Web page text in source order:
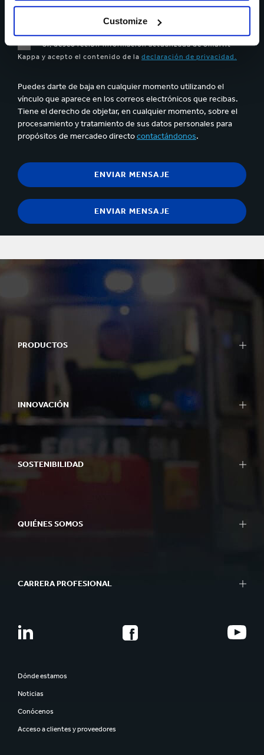
Customize
Se pueden cargar hasta 5 de archivos. Máximo 5Mb por archivo
Sí, deseo recibir información actualizada de Smurfit
Kappa y acepto el contenido de la declaración de privacidad.
Puedes darte de baja en cualquier momento utilizando el
vínculo que aparece en los correos electrónicos que recibas.
Tiene el derecho de objetar, en cualquier momento, sobre el
procesamiento y tratamiento de sus datos personales para
propósitos de mercadeo directocontactándonos.
PRODUCTOS
INNOVACIÓN
SOSTENIBILIDAD
QUIÉNES SOMOS
CARRERA PROFESIONAL
Dónde estamos
Noticias
Conócenos
Acceso a clientes y proveedores